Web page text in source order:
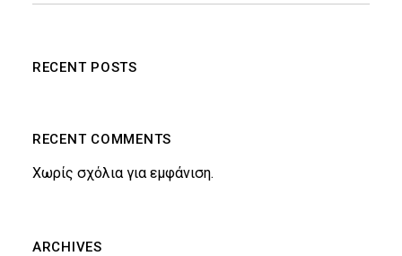
RECENT POSTS
RECENT COMMENTS
Χωρίς σχόλια για εμφάνιση.
ARCHIVES